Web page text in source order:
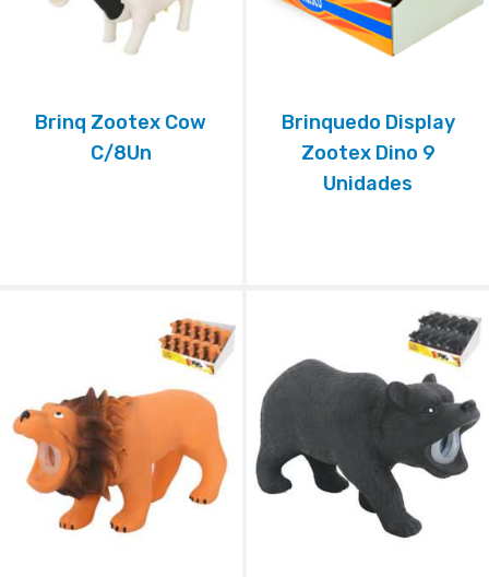
Brinq Zootex Cow
C/8Un
Brinquedo Display
Zootex Dino 9
Unidades